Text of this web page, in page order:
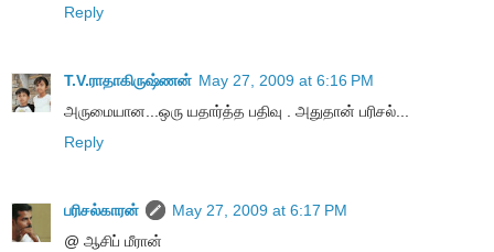
Reply
T.V.ராதாகிருஷ்ணன் May 27, 2009 at 6:16 PM
அருமையான...ஒரு யதார்த்த பதிவு . அதுதான் பரிசல்...
Reply
பரிசல்காரன்
May 27, 2009 at 6:17 PM
@ ஆசிப் மீரான்